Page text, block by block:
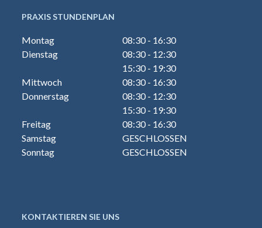
PRAXIS STUNDENPLAN
Montag
08:30 - 16:30
Dienstag
08:30 - 12:30
15:30 - 19:30
Mittwoch
08:30 - 16:30
Donnerstag
08:30 - 12:30
15:30 - 19:30
Freitag
08:30 - 16:30
Samstag
GESCHLOSSEN
Sonntag
GESCHLOSSEN
KONTAKTIEREN SIE UNS